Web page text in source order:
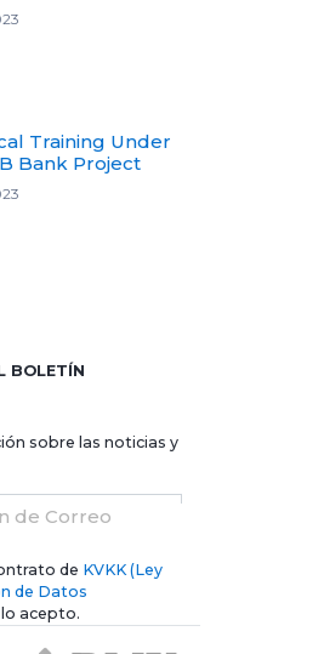
Training Under
Bank Project
BOLETÍN
sobre las noticias y
de Correo
de KVKK (Ley
de Datos
lo acepto.